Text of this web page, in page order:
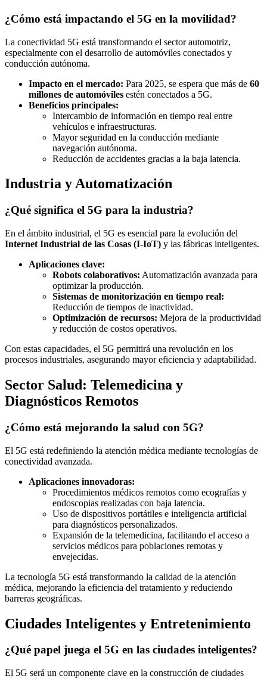
¿Cómo está impactando el 5G en la movilidad?
La conectividad 5G está transformando el sector automotriz,
especialmente con el desarrollo de automóviles conectados y
conducción autónoma.
Impacto en el mercado: Para 2025, se espera que más de 60
millones de automóviles estén conectados a 5G.
Beneficios principales:
Intercambio de información en tiempo real entre
vehículos e infraestructuras.
Mayor seguridad en la conducción mediante
navegación autónoma.
Reducción de accidentes gracias a la baja latencia.
Industria y Automatización
¿Qué significa el 5G para la industria?
En el ámbito industrial, el 5G es esencial para la evolución del
Internet Industrial de las Cosas (I-IoT) y las fábricas inteligentes.
Aplicaciones clave:
Robots colaborativos: Automatización avanzada para
optimizar la producción.
Sistemas de monitorización en tiempo real:
Reducción de tiempos de inactividad.
Optimización de recursos: Mejora de la productividad
y reducción de costos operativos.
Con estas capacidades, el 5G permitirá una revolución en los
procesos industriales, asegurando mayor eficiencia y adaptabilidad.
Sector Salud: Telemedicina y
Diagnósticos Remotos
¿Cómo está mejorando la salud con 5G?
El 5G está redefiniendo la atención médica mediante tecnologías de
conectividad avanzada.
Aplicaciones innovadoras:
Procedimientos médicos remotos como ecografías y
endoscopias realizadas con baja latencia.
Uso de dispositivos portátiles e inteligencia artificial
para diagnósticos personalizados.
Expansión de la telemedicina, facilitando el acceso a
servicios médicos para poblaciones remotas y
envejecidas.
La tecnología 5G está transformando la calidad de la atención
médica, mejorando la eficiencia del tratamiento y reduciendo
barreras geográficas.
Ciudades Inteligentes y Entretenimiento
¿Qué papel juega el 5G en las ciudades inteligentes?
El 5G será un componente clave en la construcción de ciudades